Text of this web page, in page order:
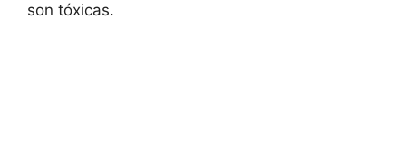
son tóxicas.